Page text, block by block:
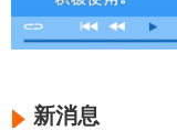
新消息